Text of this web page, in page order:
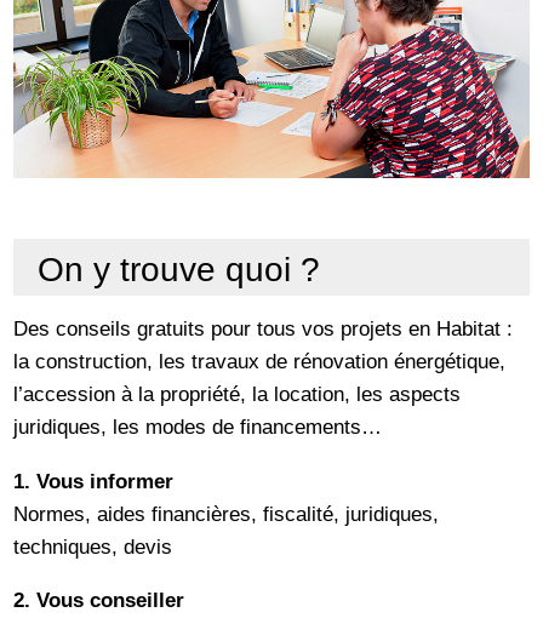
On y trouve quoi ?
Des conseils gratuits pour tous vos projets en Habitat :
la construction, les travaux de rénovation énergétique,
l’accession à la propriété, la location, les aspects
juridiques, les modes de financements…
1. Vous informer
Normes, aides financières, fiscalité, juridiques,
techniques, devis
2. Vous conseiller